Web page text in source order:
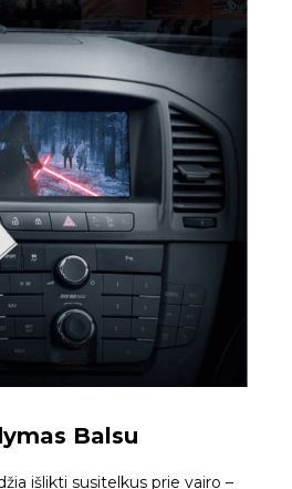
Balsu
išlikti susitelkus prie vairo –